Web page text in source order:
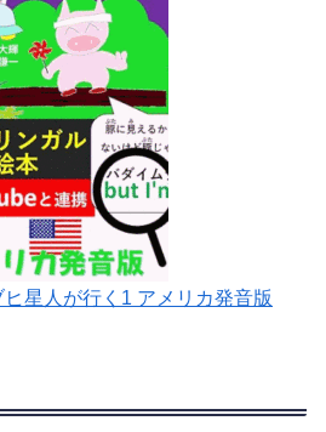
ヒ星人が行く1 アメリカ発音版